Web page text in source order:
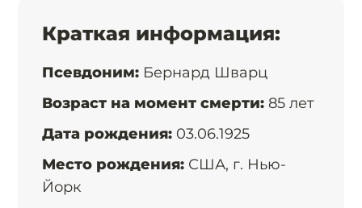
Краткая информация:
Псевдоним: Бернард Шварц
Возраст на момент смерти: 85 лет
Дата рождения: 03.06.1925
Место рождения: США, г. Нью-
Йорк